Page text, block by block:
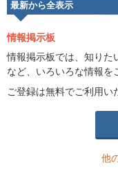
最新から全表示
情報掲示板
情報掲示板では、知りた
など、いろいろな情報を
ご登録は無料でご利用い
他